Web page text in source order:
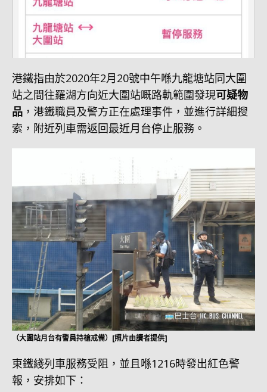
港鐵指由於2020年2月20號中午喺九龍塘站同大圍
站之間往羅湖方向近大圍站嘅路軌範圍發現可疑物
品 ，港鐵職員及警方正在處理事件，並進行詳細搜
索，附近列車需返回最近月台停止服務。
（大圍站月台有警員持槍戒備）[照片由讀者提供]
東鐵綫列車服務受阻，並且喺1216時發出紅色警
報，安排如下：